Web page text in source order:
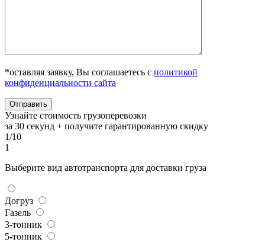
*оставляя заявку, Вы соглашаетесь с политикой
конфиденциальности сайта
Узнайте стоимость грузоперевозки
за 30 секунд + получите гарантированную скидку
1/10
1
Выберите вид автотранспорта для доставки груза
Догруз
Газель
3-тонник
5-тонник